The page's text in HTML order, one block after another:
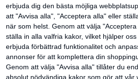
erbjuda dig den bästa möjliga
att "Avvisa alla", "Acceptera alla" eller
när som helst. Genom att välja
ställa in alla valfria kakor, vilket hjälper
erbjuda förbättrad funktionalitet och
annonser för att komplettera din
Genom att välja "Avvisa alla" tillåter du
absolut nödvändiga kakor som gör att vår